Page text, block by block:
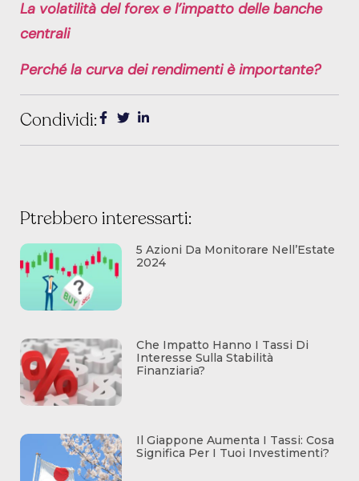
La volatilità del forex e l’impatto delle banche
centrali
Perché la curva dei rendimenti è importante?
Condividi:
Ptrebbero interessarti:
5 Azioni Da Monitorare Nell’Estate
2024
Che Impatto Hanno I Tassi Di
Interesse Sulla Stabilità
Finanziaria?
Il Giappone Aumenta I Tassi: Cosa
Significa Per I Tuoi Investimenti?